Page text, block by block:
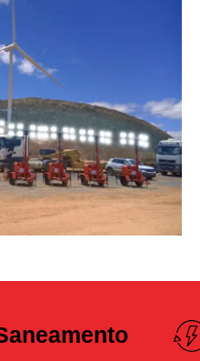
Construção
Pesada